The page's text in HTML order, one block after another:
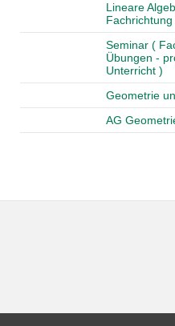
Lineare
Seminar (
Übungen -
Unterricht )
Geometrie
AG